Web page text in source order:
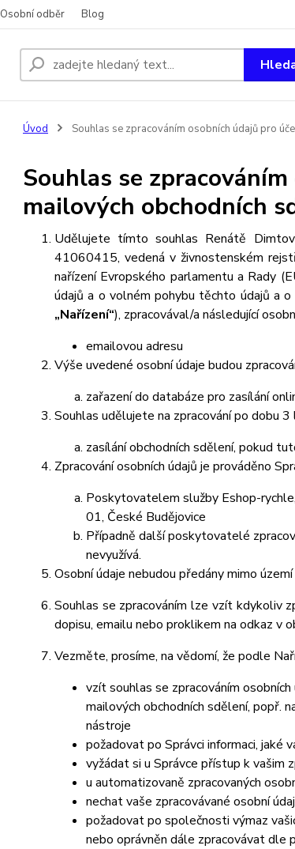
Osobní odběr Blog
Úvod Souhlas se zpracováním osobních údajů pro
Souhlas se
mailových obchodních
Udělujete tímto souhlas Renátě
41060415, vedená v živnostenském
nařízení Evropského parlamentu a Rady
údajů a o volném pohybu těchto údajů a
„Nařízení“), zpracovával/a následující
emailovou adresu
Výše uvedené osobní údaje budou
zařazení do databáze pro zasílání
Souhlas udělujete na zpracování po dobu 3
zasílání obchodních sdělení, pokud
Zpracování osobních údajů je prováděno
Poskytovatelem služby Eshop-
01, České Budějovice
Případně další poskytovatelé
nevyužívá.
Osobní údaje nebudou předány mimo území
Souhlas se zpracováním lze vzít kdykoliv
dopisu, emailu nebo proklikem na odkaz v
Vezměte, prosíme, na vědomí, že podle
vzít souhlas se zpracováním
mailových obchodních sdělení, popř.
nástroje
požadovat po Správci informaci, jaké
vyžádat si u Správce přístup k vašim
u automatizovaně zpracovaných
nechat vaše zpracovávané osobní
požadovat po společnosti výmaz
nebo oprávněn dále zpracovávat dle